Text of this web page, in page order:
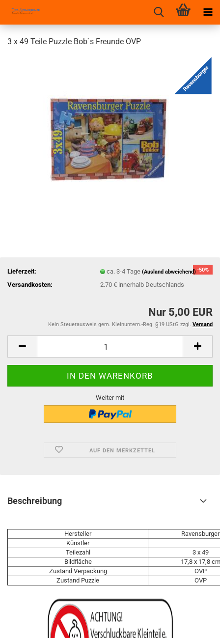
3 x 49 Teile Puzzle Bob`s Freunde OVP
-50%
Lieferzeit: ca. 3-4 Tage(Ausland abweichend)
Versandkosten: 2.70 € innerhalb Deutschlands
Nur 5,00 EUR
Kein Steuerausweis gem. Kleinuntern.-Reg. §19 UStG zzgl. Versand
Weiter mit
AUF DEN MERKZETTEL
Beschreibung
Hersteller
Ravensburger
Künstler
Teilezahl
3 x 49
Bildfläche
17,8 x 17,8 cm
Zustand Verpackung
OVP
Zustand Puzzle
OVP